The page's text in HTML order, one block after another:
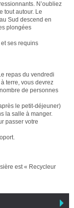
N’oubliez
tout autour. Le
Sud descend en
plongées
ses requins
repas du vendredi
terre, vous devrez
de personnes
le petit-déjeuner)
la salle à manger.
passer votre
est« Recycleur